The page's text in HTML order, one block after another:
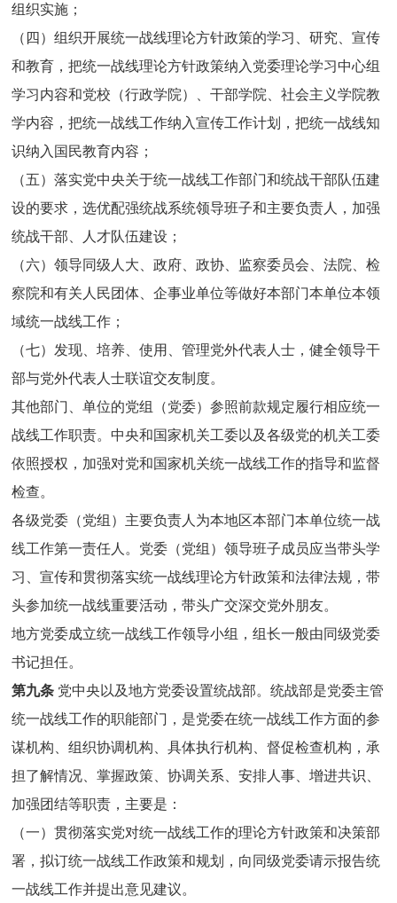
组织实施；
（四）组织开展统一战线理论方针政策的学习、研究、宣传
和教育，把统一战线理论方针政策纳入党委理论学习中心组
学习内容和党校（行政学院）、干部学院、社会主义学院教
学内容，把统一战线工作纳入宣传工作计划，把统一战线知
识纳入国民教育内容；
（五）落实党中央关于统一战线工作部门和统战干部队伍建
设的要求，选优配强统战系统领导班子和主要负责人，加强
统战干部、人才队伍建设；
（六）领导同级人大、政府、政协、监察委员会、法院、检
察院和有关人民团体、企事业单位等做好本部门本单位本领
域统一战线工作；
（七）发现、培养、使用、管理党外代表人士，健全领导干
部与党外代表人士联谊交友制度。
其他部门、单位的党组（党委）参照前款规定履行相应统一
战线工作职责。中央和国家机关工委以及各级党的机关工委
依照授权，加强对党和国家机关统一战线工作的指导和监督
检查。
各级党委（党组）主要负责人为本地区本部门本单位统一战
线工作第一责任人。党委（党组）领导班子成员应当带头学
习、宣传和贯彻落实统一战线理论方针政策和法律法规，带
头参加统一战线重要活动，带头广交深交党外朋友。
地方党委成立统一战线工作领导小组，组长一般由同级党委
书记担任。
第九条 党中央以及地方党委设置统战部。统战部是党委主管
统一战线工作的职能部门，是党委在统一战线工作方面的参
谋机构、组织协调机构、具体执行机构、督促检查机构，承
担了解情况、掌握政策、协调关系、安排人事、增进共识、
加强团结等职责，主要是：
（一）贯彻落实党对统一战线工作的理论方针政策和决策部
署，拟订统一战线工作政策和规划，向同级党委请示报告统
一战线工作并提出意见建议。